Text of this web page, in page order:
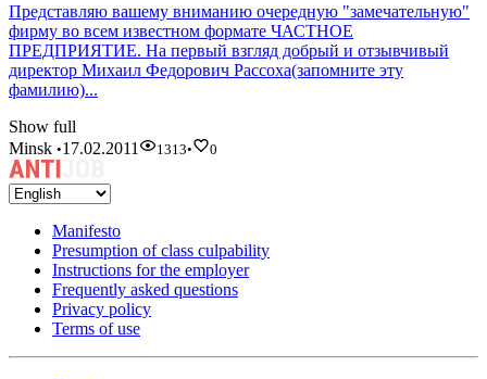
Представляю вашему вниманию очередную "замечательную"
фирму во всем известном формате ЧАСТНОЕ
ПРЕДПРИЯТИЕ. На первый взгляд добрый и отзывчивый
директор Михаил Федорович Рассоха(запомните эту
фамилию)...
Show full
Minsk •17.02.2011 1313• 0
Manifesto
Presumption of class culpability
Instructions for the employer
Frequently asked questions
Privacy policy
Terms of use